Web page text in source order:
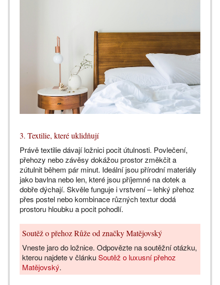
3. Textilie, které uklidňují
Právě textilie dávají ložnici pocit útulnosti. Povlečení,
přehozy nebo závěsy dokážou prostor změkčit a
zútulnit během pár minut. Ideální jsou přírodní materiály
jako bavlna nebo len, které jsou příjemné na dotek a
dobře dýchají. Skvěle funguje i vrstvení – lehký přehoz
přes postel nebo kombinace různých textur dodá
prostoru hloubku a pocit pohodlí.
Soutěž o přehoz Růže od značky Matějovský
Vneste jaro do ložnice. Odpovězte na soutěžní otázku,
kterou najdete v článkuSoutěž o luxusní přehoz
Matějovský.